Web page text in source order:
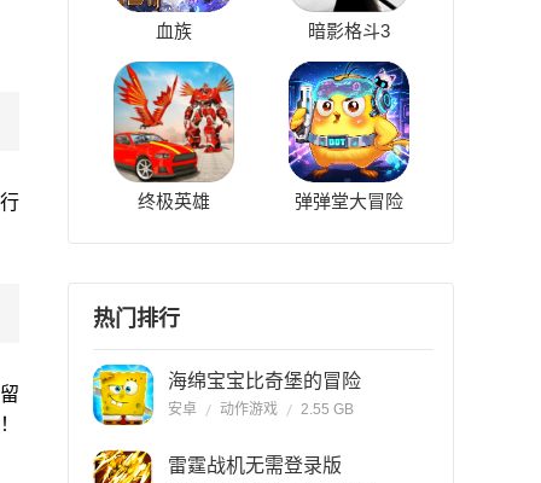
血族 暗影格斗3
终极英雄 弹弹堂大冒险
热门排行
海绵宝宝比奇堡的冒险
安卓 动作游戏 2.55 GB
雷霆战机无需登录版